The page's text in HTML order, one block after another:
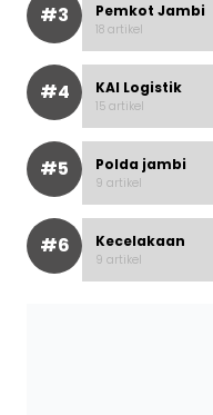
#3 Pemkot Jambi
18 artikel
#4 KAI Logistik
15 artikel
#5 Polda jambi
9 artikel
#6 Kecelakaan
9 artikel